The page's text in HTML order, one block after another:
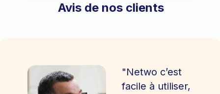
Avis de nos clients
"Netwo c’est
facile à utiliser,